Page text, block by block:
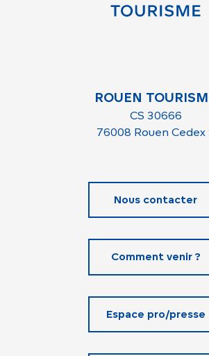
ROUEN
CS 30666
76008 Rouen Cedex
Nous contacter
Comment venir ?
Espace pro/presse